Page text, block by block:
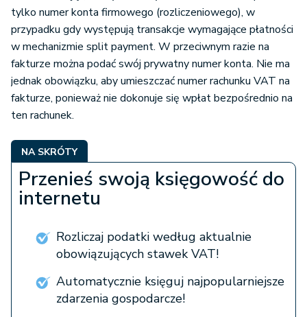
tylko numer konta firmowego (rozliczeniowego), w
przypadku gdy występują transakcje wymagające płatności
w mechanizmie split payment. W przeciwnym razie na
fakturze można podać swój prywatny numer konta. Nie ma
jednak obowiązku, aby umieszczać numer rachunku VAT na
fakturze, ponieważ nie dokonuje się wpłat bezpośrednio na
ten rachunek.
NA SKRÓTY
Przenieś swoją księgowość do
internetu
Rozliczaj podatki według aktualnie
obowiązujących stawek VAT!
Automatycznie księguj najpopularniejsze
zdarzenia gospodarcze!